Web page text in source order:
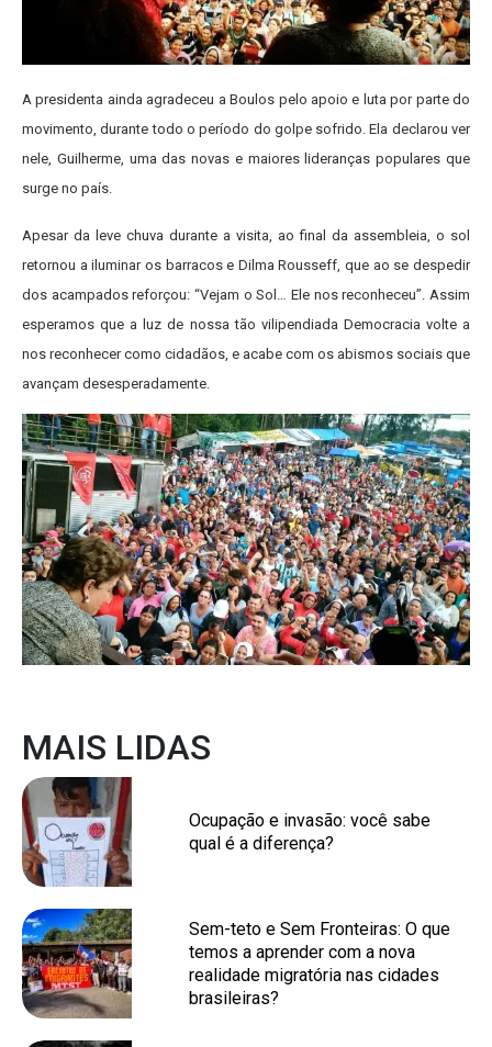
A presidenta ainda agradeceu a Boulos pelo apoio e luta por parte do
movimento, durante todo o período do golpe sofrido. Ela declarou ver
nele, Guilherme, uma das novas e maiores lideranças populares que
surge no país.
Apesar da leve chuva durante a visita, ao final da assembleia, o sol
retornou a iluminar os barracos e Dilma Rousseff, que ao se despedir
dos acampados reforçou: “Vejam o Sol… Ele nos reconheceu”. Assim
esperamos que a luz de nossa tão vilipendiada Democracia volte a
nos reconhecer como cidadãos, e acabe com os abismos sociais que
avançam desesperadamente.
MAIS LIDAS
Ocupação e invasão: você sabe
qual é a diferença?
Sem-teto e Sem Fronteiras: O que
temos a aprender com a nova
realidade migratória nas cidades
brasileiras?